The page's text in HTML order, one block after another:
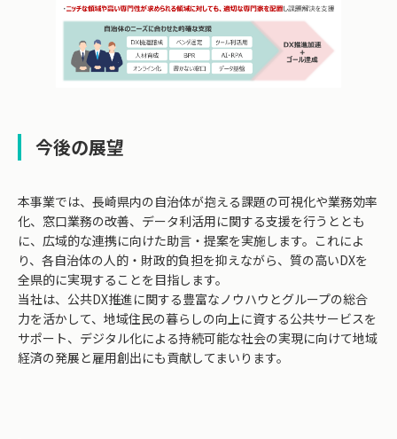
今後の展望
本事業では、長崎県内の自治体が抱える課題の可視化や業務効率
化、窓口業務の改善、データ利活用に関する支援を行うととも
に、広域的な連携に向けた助言・提案を実施します。これによ
り、各自治体の人的・財政的負担を抑えながら、質の高いDXを
全県的に実現することを目指します。
当社は、公共DX推進に関する豊富なノウハウとグループの総合
力を活かして、地域住民の暮らしの向上に資する公共サービスを
サポート、デジタル化による持続可能な社会の実現に向けて地域
経済の発展と雇用創出にも貢献してまいります。